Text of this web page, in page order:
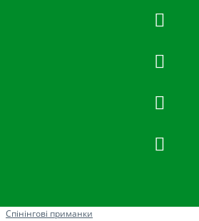
Спінінгові приманки